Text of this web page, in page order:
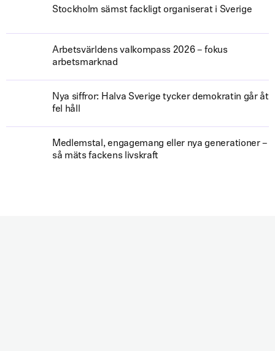
Stockholm sämst fackligt organiserat i Sverige
Arbetsvärldens valkompass 2026 – fokus
arbetsmarknad
Nya siffror: Halva Sverige tycker demokratin går åt
fel håll
Medlemstal, engagemang eller nya generationer –
så mäts fackens livskraft